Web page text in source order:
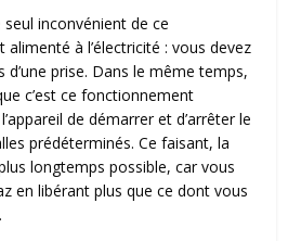
seul inconvénient de ce
alimenté à l’électricité : vous devez
prise. Dans le même temps,
c’est ce fonctionnement
de démarrer et d’arrêter le
prédéterminés. Ce faisant, la
longtemps possible, car vous
en libérant plus que ce dont vous